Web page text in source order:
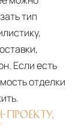
тип
Если есть
отделки